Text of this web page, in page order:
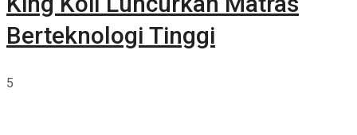
Berteknologi Tinggi
5